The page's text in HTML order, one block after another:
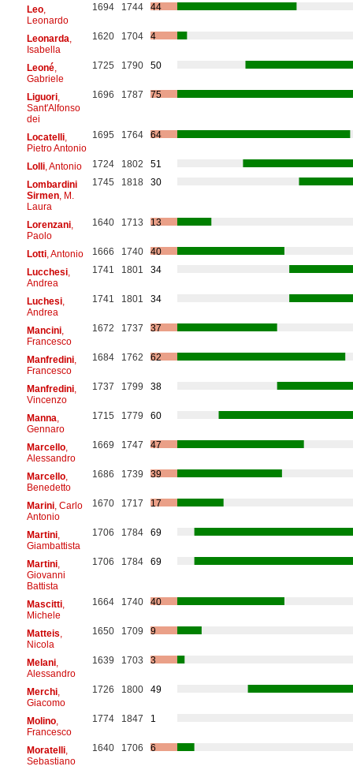
Leo,
Leonardo
1694 1744 44
Leonarda
Isabella
1620 1704 4
Leoné,
Gabriele
1725 1790 50
Liguori,
Sant'Alfonso
dei
1696 1787 75
Locatelli,
Pietro Antonio
1695 1764 64
Lolli, Antonio 1724 1802
51
Lombardini
Sirmen, M.
Laura
1745 1818 30
Lorenzani,
Paolo
1640 1713 13
Lotti, Antonio 1666 1740
40
Lucchesi,
Andrea
1741 1801 34
Luchesi,
Andrea
1741 1801 34
Mancini,
Francesco
1672 1737 37
Manfredini,
Francesco
1684 1762 62
Manfredini,
Vincenzo
1737 1799 38
Manna
Gennaro
1715 1779 60
Marcello,
Alessandro
1669 1747 47
Marcello,
Benedetto
1686 1739 39
Marini, Carlo
Antonio
1670 1717 17
Martini,
Giambattista
1706 1784 69
Martini,
Giovanni
Battista
1706 1784 69
Mascitti,
Michele
1664 1740 40
Matteis
Nicola
1650 1709 9
Melani,
Alessandro
1639 1703 3
Merchi,
Giacomo
1726 1800 49
Molino,
Francesco
1774 1847 1
Moratelli,
Sebastiano
1640 1706 6